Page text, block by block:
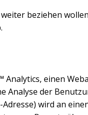
beziehen
einen
Analyse der
wird an